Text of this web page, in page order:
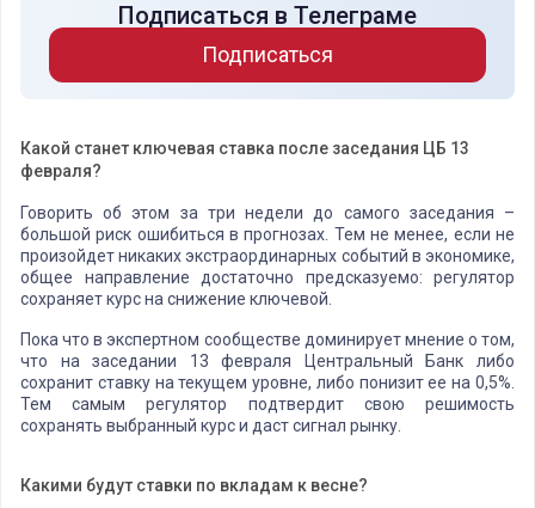
Подписаться в Телеграме
Подписаться
Какой станет ключевая ставка после заседания ЦБ 13
февраля?
Говорить об этом за три недели до самого заседания –
большой риск ошибиться в прогнозах. Тем не менее, если не
произойдет никаких экстраординарных событий в экономике,
общее направление достаточно предсказуемо: регулятор
сохраняет курс на снижение ключевой.
Пока что в экспертном сообществе доминирует мнение о том,
что на заседании 13 февраля Центральный Банк либо
сохранит ставку на текущем уровне, либо понизит ее на 0,5%.
Тем самым регулятор подтвердит свою решимость
сохранять выбранный курс и даст сигнал рынку.
Какими будут ставки по вкладам к весне?